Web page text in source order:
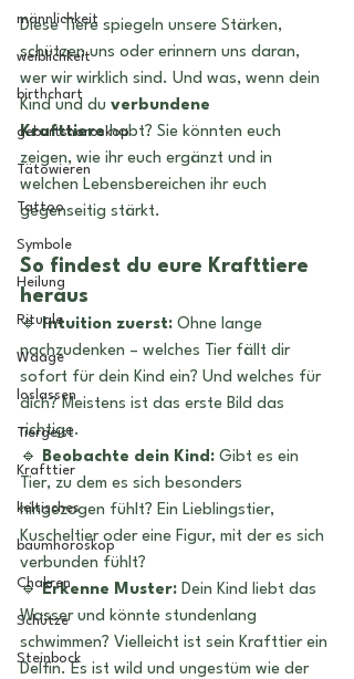
männlichkeit
weiblichkeit
birthchart
geburtshoroskop
Tätowieren
Tattoo
Symbole
Heilung
Rituale
Waage
loslassen
Tiergeist
Krafttier
keltisches
baumhoroskop
Chakren
Schütze
Steinbock
Diese Tiere spiegeln unsere Stärken,
schützen uns oder erinnern uns daran,
wer wir wirklich sind. Und was, wenn dein
Kind und du verbundene
Krafttiere habt? Sie könnten euch
zeigen, wie ihr euch ergänzt und in
welchen Lebensbereichen ihr euch
gegenseitig stärkt.
So findest du eure Krafttiere
heraus
🔹 Intuition zuerst: Ohne lange
nachzudenken – welches Tier fällt dir
sofort für dein Kind ein? Und welches für
dich? Meistens ist das erste Bild das
richtige.
🔹
Beobachte dein Kind: Gibt es ein
Tier, zu dem es sich besonders
hingezogen fühlt? Ein Lieblingstier,
Kuscheltier oder eine Figur, mit der es sich
verbunden fühlt?
🔹 Erkenne Muster: Dein Kind liebt das
Wasser und könnte stundenlang
schwimmen? Vielleicht ist sein Krafttier ein
Delfin. Es ist wild und ungestüm wie der